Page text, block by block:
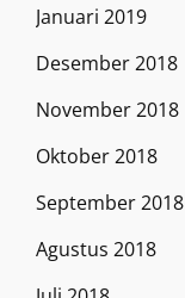
Januari 2019
Desember 2018
November 2018
Oktober 2018
September 2018
Agustus 2018